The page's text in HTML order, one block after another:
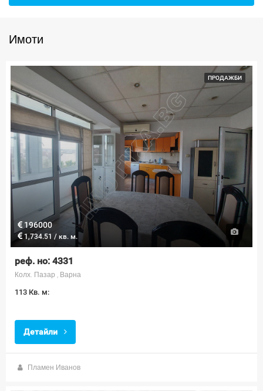
Имоти
ПРОДАЖБИ
196000
1,734.51 / кв. м.
реф. но: 4331
Колх. Пазар , Варна
113 Кв. м:
Детайли
Пламен Иванов